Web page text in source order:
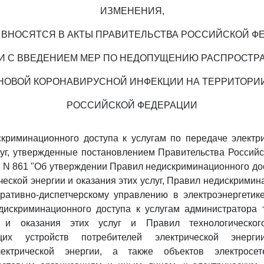
ИЗМЕНЕНИЯ,
В АКТЫ ПРАВИТЕЛЬСТВА РОССИЙСКОЙ
С ВВЕДЕНИЕМ МЕР ПО НЕДОПУЩЕНИЮ
КОРОНАВИРУСНОЙ ИНФЕКЦИИ НА
РОССИЙСКОЙ ФЕДЕРАЦИИ
доступа к услугам по передаче
утвержденные постановлением Правительства
N 861 "Об утверждении Правил недискриминационного
энергии и оказания этих услуг, Правил
диспетчерскому управлению в
доступа к услугам администратора
оказания этих услуг и Правил
устройств потребителей электрической
энергии, а также объектов